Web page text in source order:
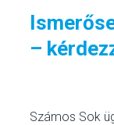
–
Számos Sok